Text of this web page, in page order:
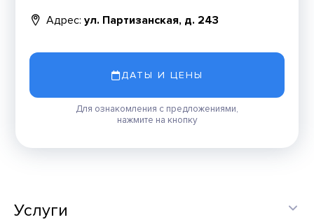
Адрес: ул. Партизанская, д. 243
ДАТЫ И ЦЕНЫ
Для ознакомления с предложениями,
нажмите на кнопку
Услуги